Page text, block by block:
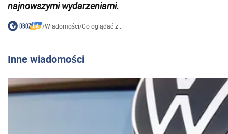
najnowszymi wydarzeniami.
/Wiadomości/Co oglądać z...
Inne wiadomości